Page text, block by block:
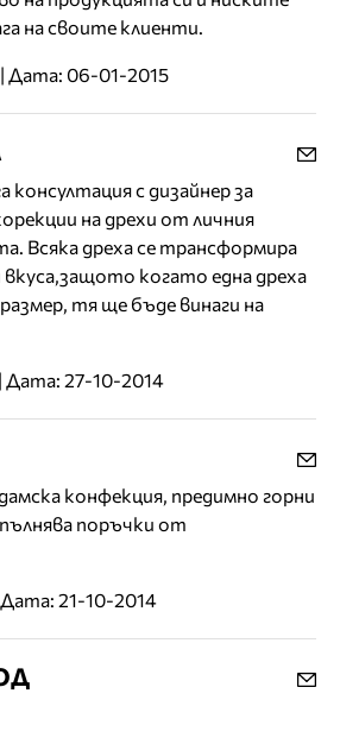
на своите клиенти.
Дата: 06-01-2015
консултация с дизайнер за
на дрехи от личния
Всяка дреха се трансформира
когато една дреха
тя ще бъде винаги на
Дата: 27-10-2014
конфекция, предимно горни
поръчки от
21-10-2014